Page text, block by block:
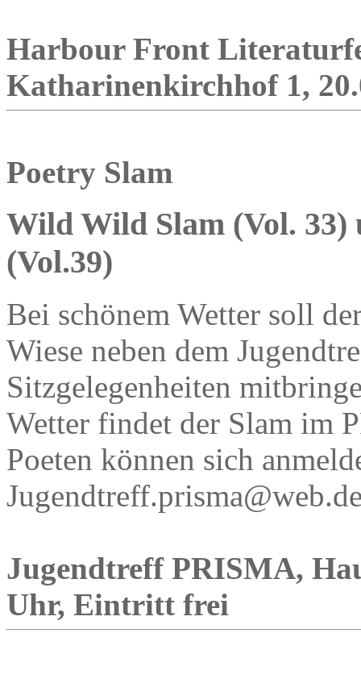
Harbour Front
Katharinenkirchhof 1,
Poetry Slam
Wild Wild Slam (Vol. 33)
(Vol.39)
Bei schönem Wetter soll
Wiese neben dem
Sitzgelegenheiten
Wetter findet der Slam im
Poeten können sich
Jugendtreff PRISMA,
Uhr, Eintritt frei